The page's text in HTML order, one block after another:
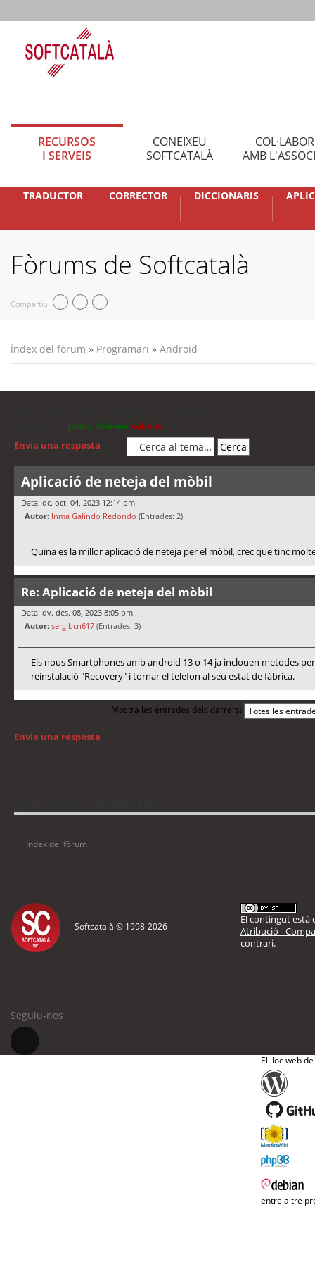
RECURSOS
I SERVEIS
CONEIXEU
SOFTCATALÀ
AMB
TRADUCTOR CORRECTOR DICCIONARIS
Fòrums de Softcatalà
Compartiu
Índex del fòrum » Programari » Android
jordis Andreu cubells
Envia una resposta
Aplicació de neteja del mòbil
Data: dc. oct. 04, 2023 12:14 pm
Autor: Inma Galindo Redondo (Entrades: 2)
Quina es la millor aplicació de neteja per el mòbil, crec que tinc
Re: Aplicació de neteja del mòbil
Data: dv. des. 08, 2023 8:05 pm
Autor: sergibcn617 (Entrades: 3)
Els nous Smartphones amb android 13 o 14 ja inclouen metodes
reinstalació "Recovery" i tornar el telefon al seu estat de fàbrica.
Mostra les entrades dels darrers:
Envia una resposta
Índex del fòrum
Softcatalà © 1998-2026
El contingut està
Atribució -
contrari.
Seguiu-nos
El lloc web
entre altre